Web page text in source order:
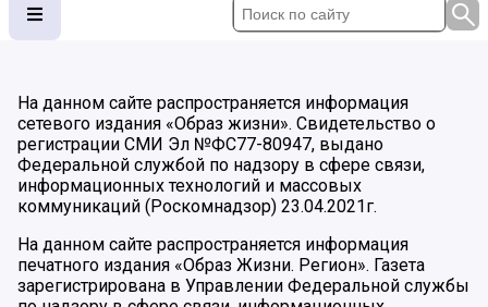
На данном сайте распространяется информация
сетевого издания «Образ жизни». Свидетельство о
регистрации СМИ Эл №ФС77-80947, выдано
Федеральной службой по надзору в сфере связи,
информационных технологий и массовых
коммуникаций (Роскомнадзор) 23.04.2021г.
На данном сайте распространяется информация
печатного издания «Образ Жизни. Регион». Газета
зарегистрирована в Управлении Федеральной службы